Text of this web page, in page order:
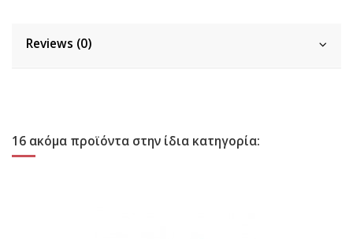
Reviews (0)
16 ακόμα προϊόντα στην ίδια κατηγορία: